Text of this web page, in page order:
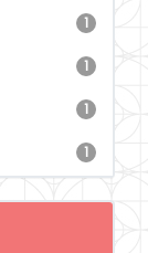
1
1
1
1